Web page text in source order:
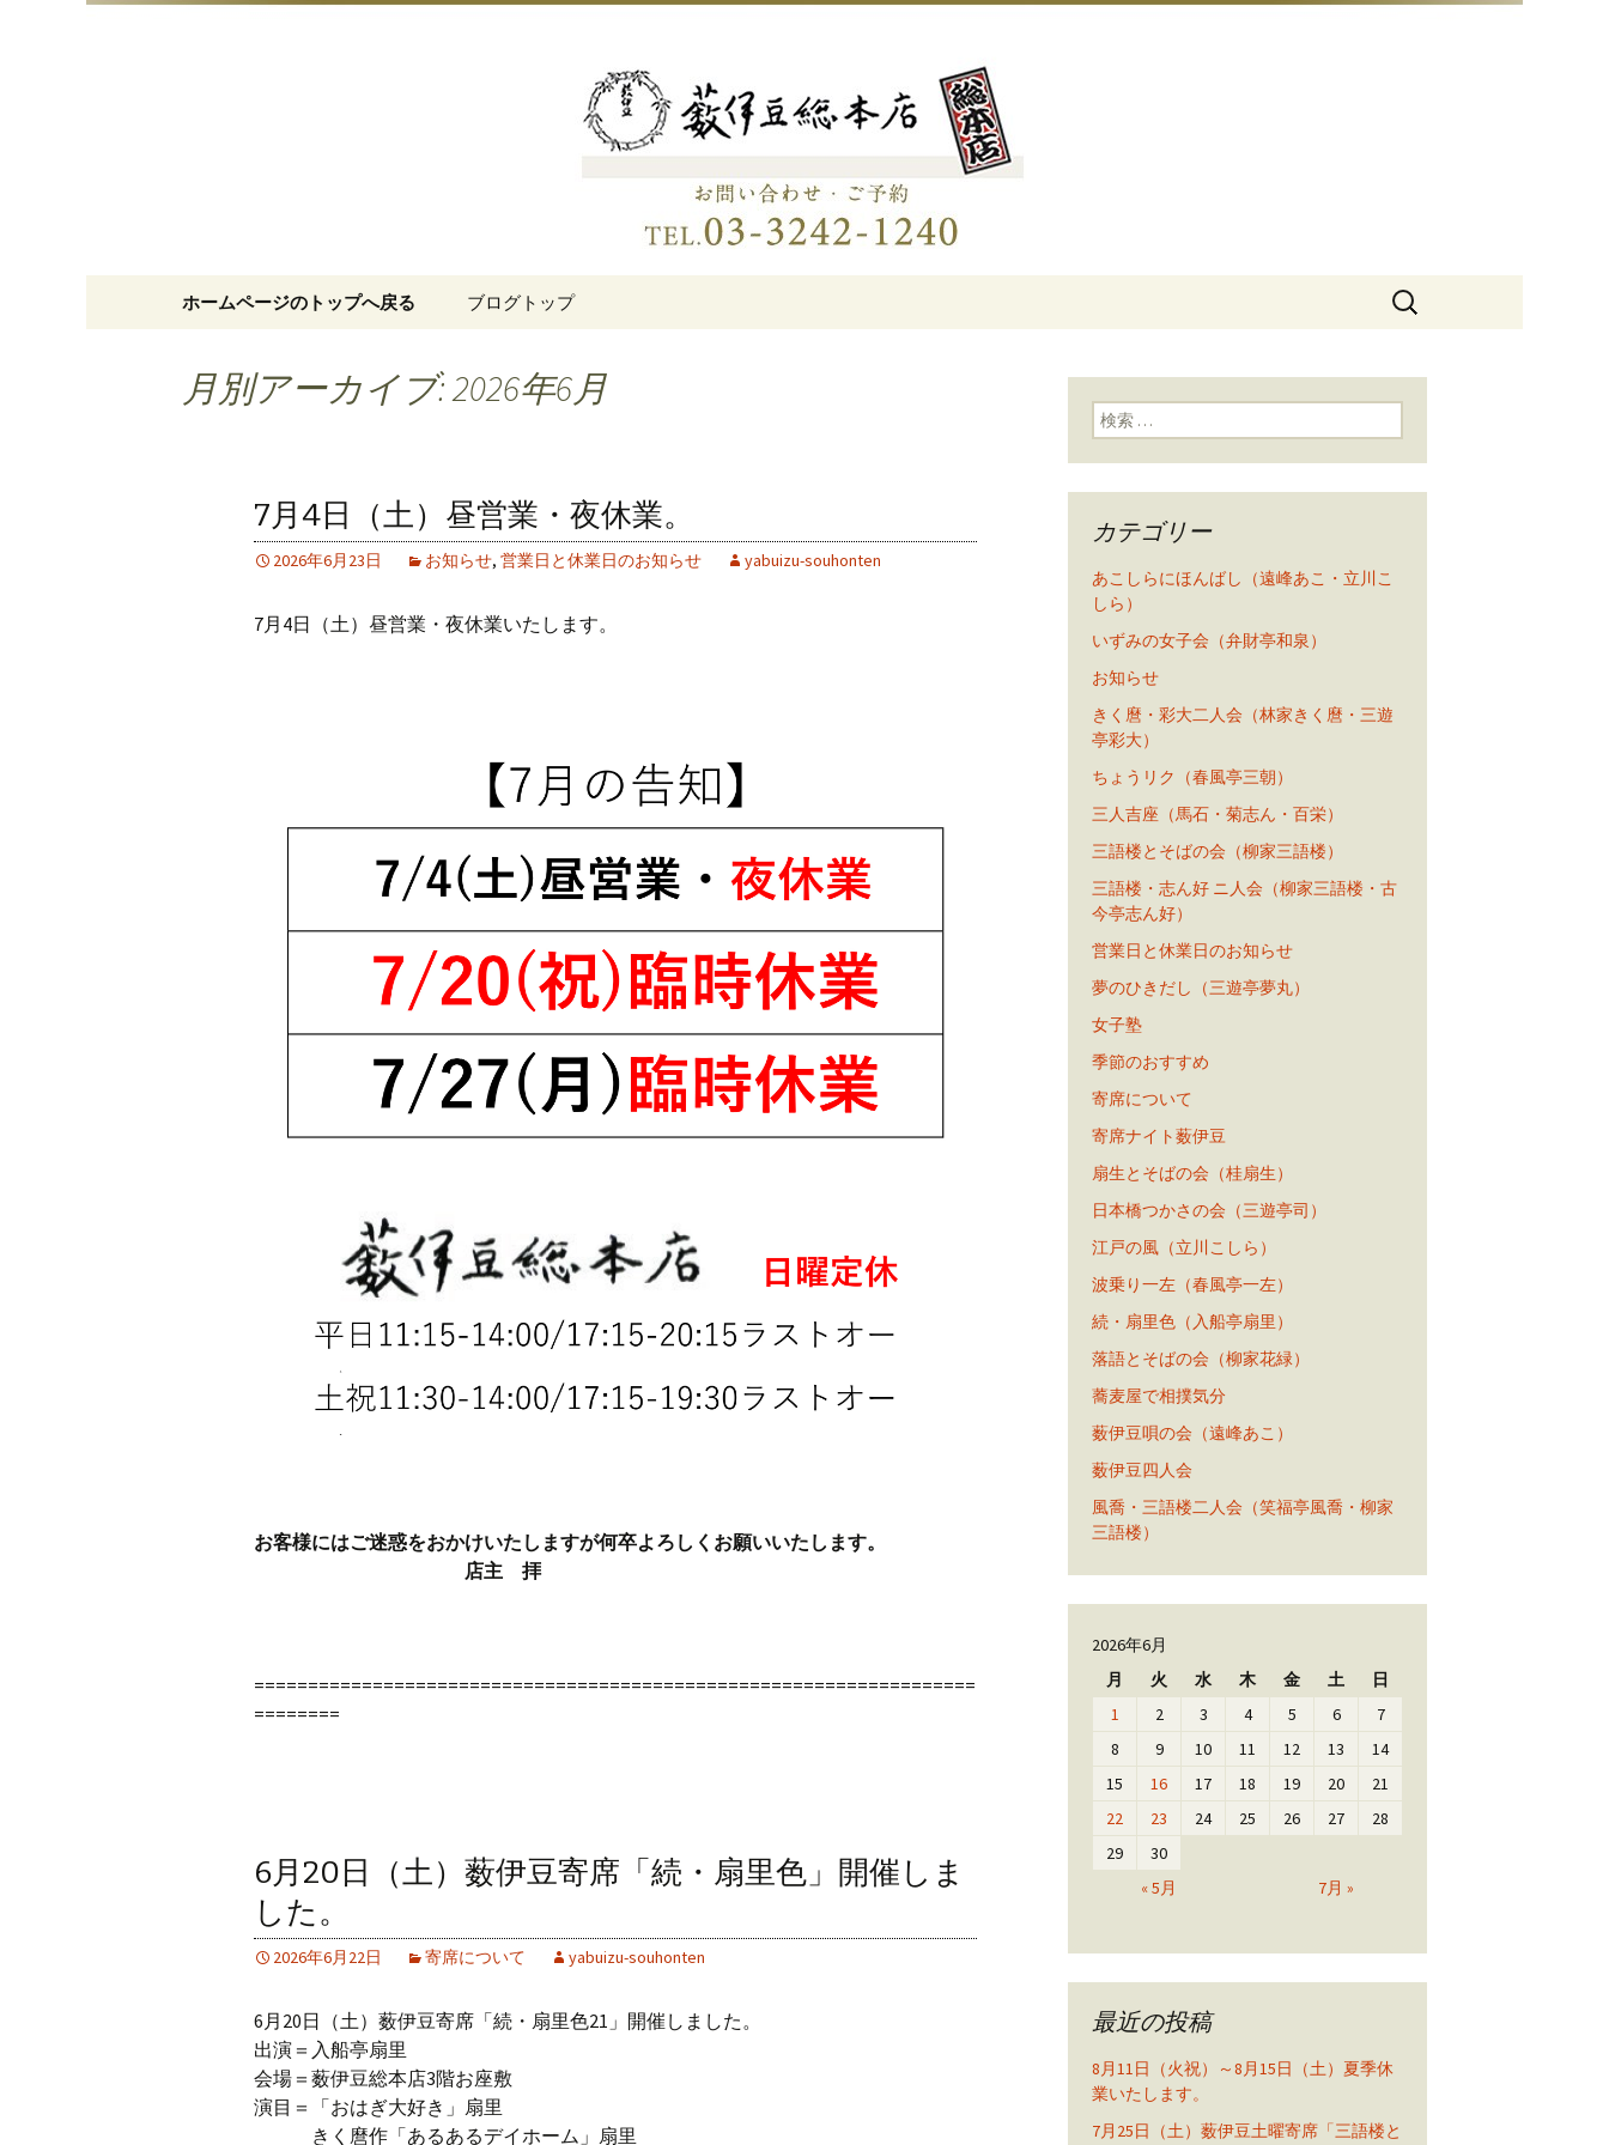
日本橋の老舗蕎麦屋「藪伊豆総本店」
コンテンツへ移動
ホームページのトップへ戻る ブログトップ
検
月別アーカイブ: 2026年6月
7月4日（土）昼営業・夜休業。
2026年6月23日 お知らせ, 営業日と休業日のお知らせ yabuizu-souhonten
7月4日（土）昼営業・夜休業いたします。
お客様にはご迷惑をおかけいたしますが何卒よろしくお願いいたします。
店主 拝
===================================================================
========
6月20日（土）薮伊豆寄席「続・扇里色」開催しま
した。
2026年6月22日 寄席について yabuizu-souhonten
6月20日（土）薮伊豆寄席「続・扇里色21」開催しました。
出演＝入船亭扇里
会場＝薮伊豆総本店3階お座敷
演目＝「おはぎ大好き」扇里
きく麿作「あるあるデイホーム」扇里
検索:
カテゴリー
あこしらにほんばし（遠峰あこ・立川こ
しら）
いずみの女子会（弁財亭和泉）
お知らせ
きく麿・彩大二人会（林家きく麿・三遊
亭彩大）
ちょうリク（春風亭三朝）
三人吉座（馬石・菊志ん・百栄）
三語楼とそばの会（柳家三語楼）
三語楼・志ん好 ニ人会（柳家三語楼・古
今亭志ん好）
営業日と休業日のお知らせ
夢のひきだし（三遊亭夢丸）
女子塾
季節のおすすめ
寄席について
寄席ナイト薮伊豆
扇生とそばの会（桂扇生）
日本橋つかさの会（三遊亭司）
江戸の風（立川こしら）
波乗り一左（春風亭一左）
続・扇里色（入船亭扇里）
落語とそばの会（柳家花緑）
蕎麦屋で相撲気分
薮伊豆唄の会（遠峰あこ）
薮伊豆四人会
風喬・三語楼二人会（笑福亭風喬・柳家
三語楼）
2026年6月
月
火 水 木 金 土 日
« 5月 7月 »
1 2 3 4 5 6
7
8
9 10 11 12 13
14
15
16 17 18 19 20
21
22
23 24 25 26 27
28
29
30
最近の投稿
8月11日（火祝）～8月15日（土）夏季休
業いたします。
7月25日（土）薮伊豆土曜寄席「三語楼と